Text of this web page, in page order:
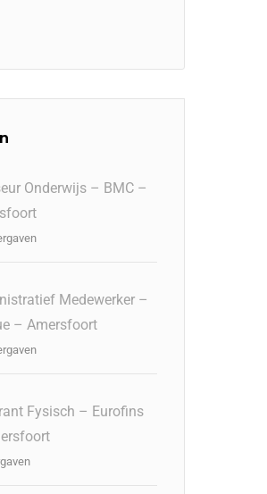
Onderwijs – BMC –
Medewerker –
– Amersfoort
Fysisch – Eurofins